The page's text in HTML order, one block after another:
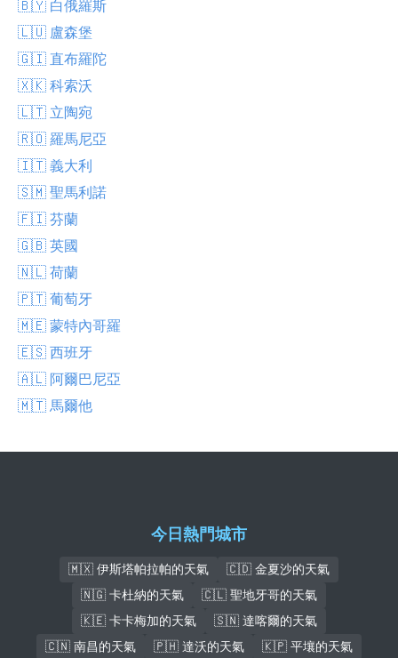
🇧🇾 白俄羅斯
🇱🇺 盧森堡
🇬🇮 直布羅陀
🇽🇰 科索沃
🇱🇹 立陶宛
🇷🇴 羅馬尼亞
🇮🇹 義大利
🇸🇲 聖馬利諾
🇫🇮 芬蘭
🇬🇧 英國
🇳🇱 荷蘭
🇵🇹 葡萄牙
🇲🇪 蒙特內哥羅
🇪🇸 西班牙
🇦🇱 阿爾巴尼亞
🇲🇹 馬爾他
今日熱門城市
🇲🇽 伊斯塔帕拉帕的天氣
🇨🇩 金夏沙的天氣
🇳🇬 卡杜納的天氣
🇨🇱 聖地牙哥的天氣
🇰🇪 卡卡梅加的天氣
🇸🇳 達喀爾的天氣
🇨🇳 南昌的天氣
🇵🇭 達沃的天氣
🇰🇵 平壤的天氣